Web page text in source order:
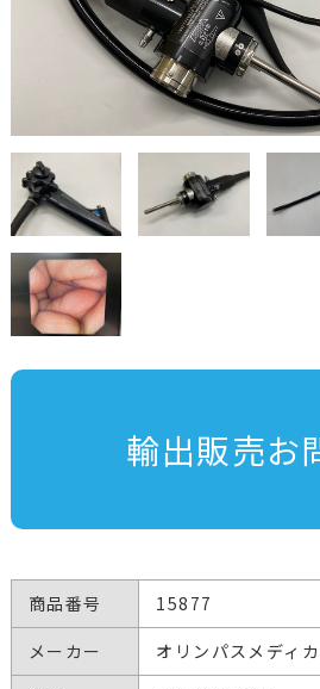
輸出販売お
商品番号
15877
メーカー
オリンパスメディ